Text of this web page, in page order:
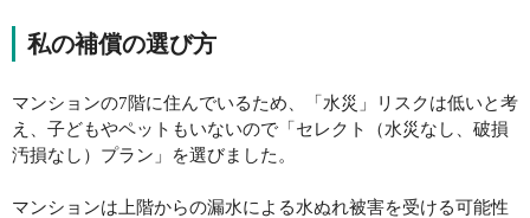
私の補償の選び方
マンションの7階に住んでいるため、
「水災」リスクは低いと考
え、子どもやペットもいないので「セレクト（水災なし、破損
汚損なし）プラン」
を選びました。
マンションは上階からの漏水による水ぬれ被害を受ける可能性